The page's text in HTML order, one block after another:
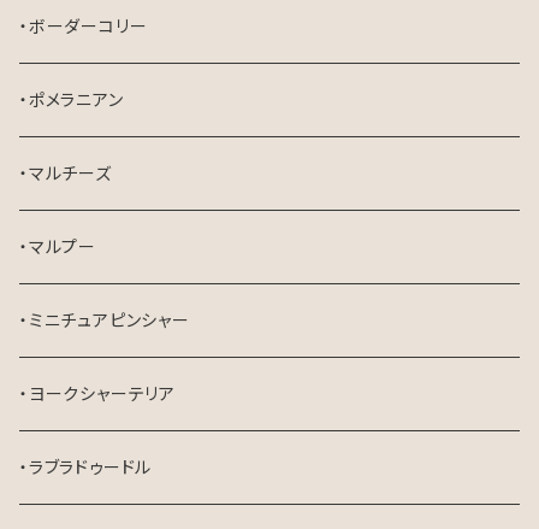
・ボーダーコリー
・ポメラニアン
・マルチーズ
・マルプー
・ミニチュアピンシャー
・ヨークシャーテリア
・ラブラドゥードル